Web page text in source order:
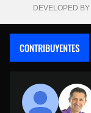
DEVELOPED BY
CONTRIBUYENTES